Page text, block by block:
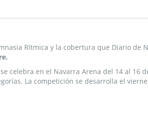
Rítmica y la cobertura que Diario
celebra en el Navarra Arena del 14 al 16
La competición se desarrolla el